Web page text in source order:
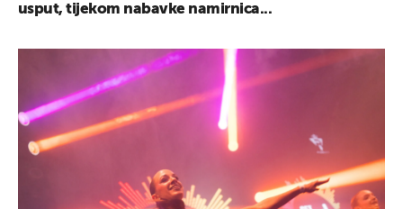
usput, tijekom nabavke namirnica...